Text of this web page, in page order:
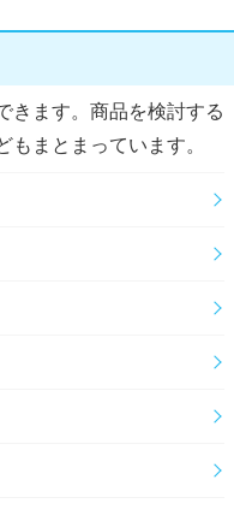
きます。商品を検討する
まとまっています。